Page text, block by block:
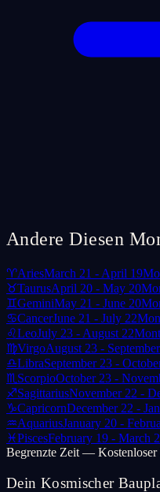
Andere Diesen
♈AriesMarch 21 - April 19
♉TaurusApril 20 - May 20
♊GeminiMay 21 - June 20
♋CancerJune 21 - July 22
♌LeoJuly 23 - August 22
♍VirgoAugust 23 -
♎LibraSeptember 23 -
♏ ScorpioOctober 23 -
♐SagittariusNovember 22 -
♑CapricornDecember 22 -
♒AquariusJanuary 20 -
♓PiscesFebruary 19 - March
Begrenzte Zeit — Kostenloser
Dein Kosmischer